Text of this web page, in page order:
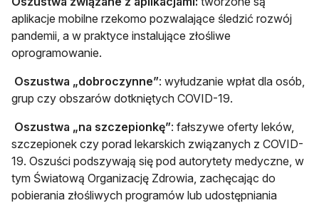
aplikacje mobilne rzekomo pozwalające śledzić rozwój
pandemii, a w praktyce instalujące złośliwe
oprogramowanie.
Oszustwa „dobroczynne”: wyłudzanie wpłat dla osób,
grup czy obszarów dotkniętych COVID-19.
Oszustwa „na szczepionkę”: fałszywe oferty leków,
szczepionek czy porad lekarskich związanych z COVID-
19. Oszuści podszywają się pod autorytety medyczne, w
tym Światową Organizację Zdrowia, zachęcając do
pobierania złośliwych programów lub udostępniania